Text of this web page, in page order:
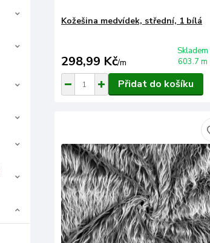
Kožešina medvídek, střední, 1 bílá
298,99 Kč/m
Skladem
603.7 m
Přidat do košíku